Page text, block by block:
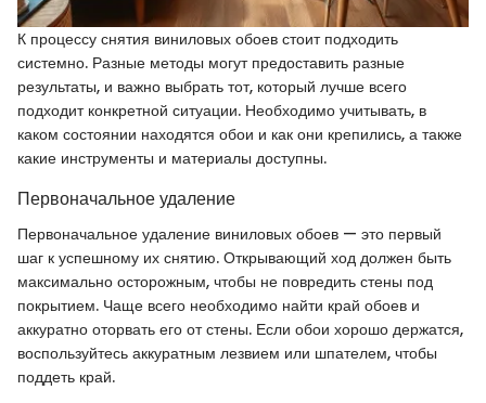
К процессу снятия виниловых обоев стоит подходить
системно. Разные методы могут предоставить разные
результаты, и важно выбрать тот, который лучше всего
подходит конкретной ситуации. Необходимо учитывать, в
каком состоянии находятся обои и как они крепились, а также
какие инструменты и материалы доступны.
Первоначальное удаление
Первоначальное удаление виниловых обоев — это первый
шаг к успешному их снятию. Открывающий ход должен быть
максимально осторожным, чтобы не повредить стены под
покрытием. Чаще всего необходимо найти край обоев и
аккуратно оторвать его от стены. Если обои хорошо держатся,
воспользуйтесь аккуратным лезвием или шпателем, чтобы
поддеть край.